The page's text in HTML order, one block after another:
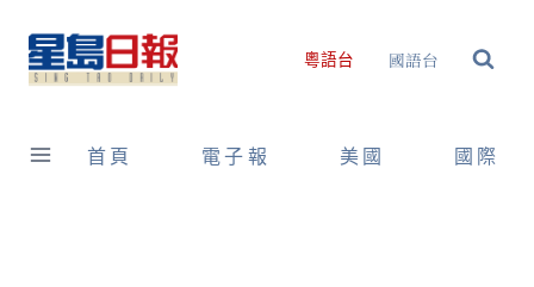
content
粵語台 國語台
首頁 電子報 美國 國際